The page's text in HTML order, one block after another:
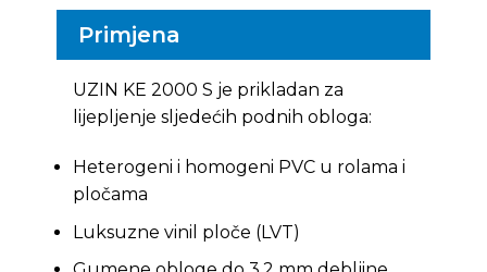
Primjena
UZIN KE 2000 S je prikladan za
lijepljenje sljedećih podnih obloga:
Heterogeni i homogeni PVC u rolama i
pločama
Luksuzne vinil ploče (LVT)